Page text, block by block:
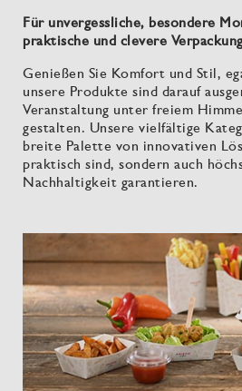
Für unvergessliche, besondere
praktische und clevere
Genießen Sie Komfort und Stil,
unsere Produkte sind darauf
Veranstaltung unter freiem
gestalten. Unsere vielfältige
breite Palette von innovativen
praktisch sind, sondern auch
Nachhaltigkeit garantieren.